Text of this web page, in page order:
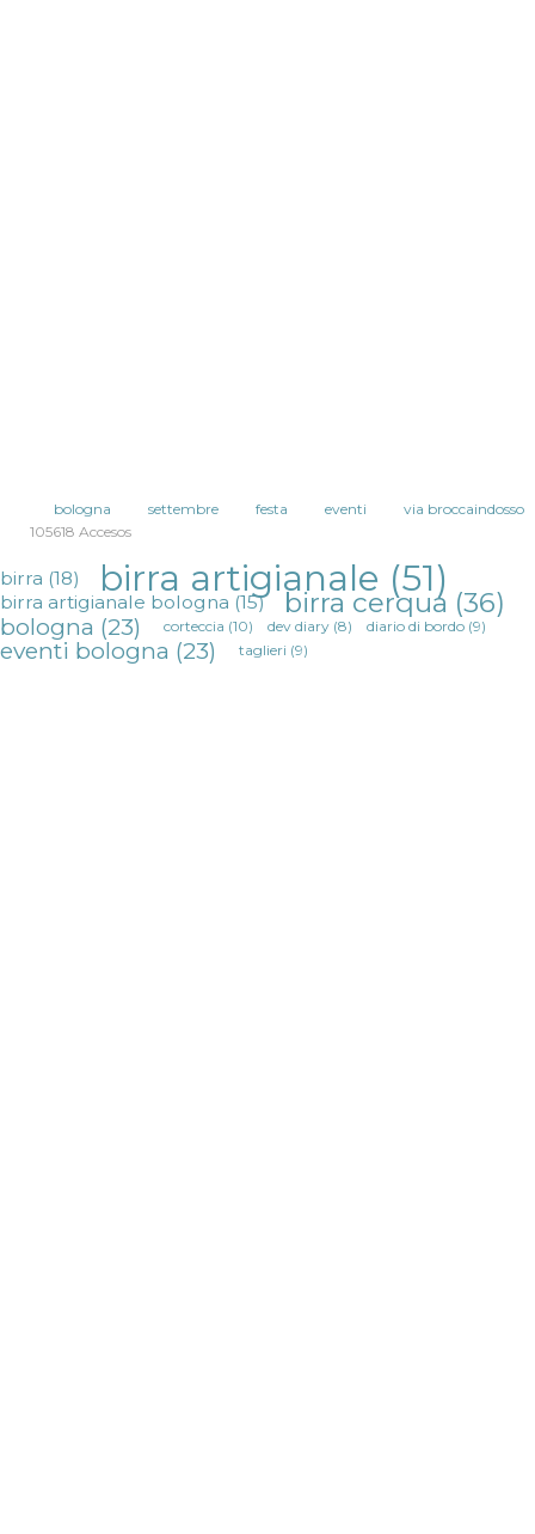
bologna settembre festa eventi
via broccaindosso
105618 Accesos
birra (18) birra artigianale (51)
birra artigianale bologna (15) birra cerqua (36)
bologna (23) corteccia (10) dev diary (8) diario di bordo (9)
eventi bologna (23) taglieri (9)